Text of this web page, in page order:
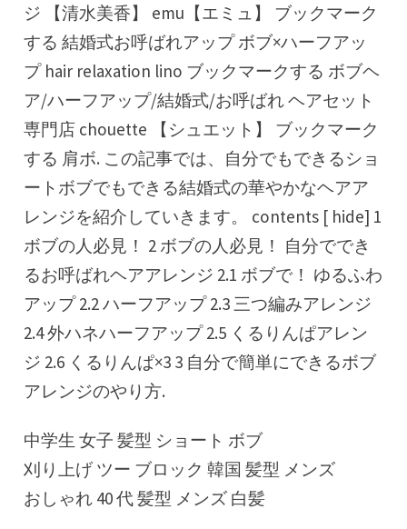
ジ 【清水美香】 emu【エミュ】 ブックマーク
する 結婚式お呼ばれアップ ボブ×ハーフアッ
プ hair relaxation lino ブックマークする ボブヘ
ア/ハーフアップ/結婚式/お呼ばれ ヘアセット
専門店 chouette 【シュエット】 ブックマーク
する 肩ボ. この記事では、自分でもできるショ
ートボブでもできる結婚式の華やかなヘアア
レンジを紹介していきます。 contents [ hide] 1
ボブの人必見！ 2 ボブの人必見！ 自分ででき
るお呼ばれヘアアレンジ 2.1 ボブで！ ゆるふわ
アップ 2.2 ハーフアップ 2.3 三つ編みアレンジ
2.4 外ハネハーフアップ 2.5 くるりんぱアレン
ジ 2.6 くるりんぱ×3 3 自分で簡単にできるボブ
アレンジのやり方.
中学生 女子 髪型 ショート ボブ
刈り上げ ツー ブロック 韓国 髪型 メンズ
おしゃれ 40 代 髪型 メンズ 白髪